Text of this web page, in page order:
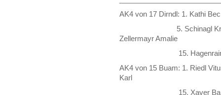
AK4 von 17 Dirndl: 1. Kathi
5. Schinagl Kristina
Zellermayr Amalie
15. Hagenrainer Lisa
AK4 von 15 Buam: 1. Riedl
Karl
15. Xaver